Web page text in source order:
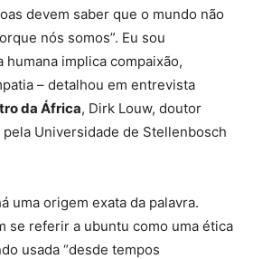
devem saber que o mundo não
nós somos”. Eu sou
humana implica compaixão,
– detalhou em entrevista
da África, Dirk Louw, doutor
Universidade de Stellenbosch
uma origem exata da palavra.
se referir a ubuntu como uma ética
usada “desde tempos